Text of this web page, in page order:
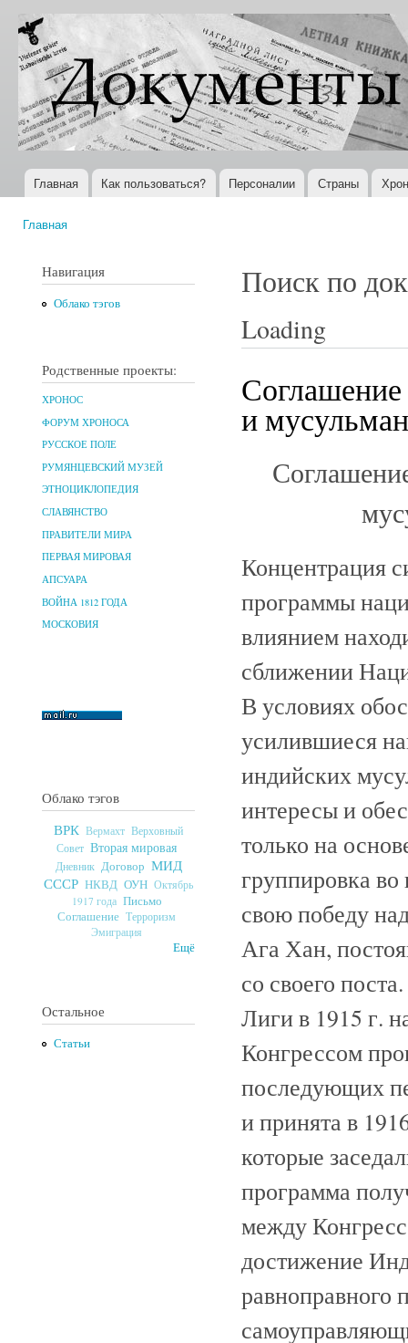
Документы
XX века
Всемирная
история в
Интернете
Главное меню
Главная Как пользоваться? Персоналии Страны
Главная
Навигация
Облако тэгов
Родственные проекты:
ХРОНОС
ФОРУМ ХРОНОСА
РУССКОЕ ПОЛЕ
РУМЯНЦЕВСКИЙ МУЗЕЙ
ЭТНОЦИКЛОПЕДИЯ
СЛАВЯНСТВО
ПРАВИТЕЛИ МИРА
ПЕРВАЯ МИРОВАЯ
АПСУАРА
ВОЙНА 1812 ГОДА
МОСКОВИЯ
Облако тэгов
ВРК Вермахт Верховный
Совет Вторая мировая
Дневник Договор МИД
СССР НКВД ОУН Октябрь
1917 года Письмо
Соглашение Терроризм
Эмиграция
Ещё
Остальное
Статьи
Поиск по
Loading
и
Концентрация
программы
влиянием
сближении
В условиях
усилившиеся
индийских
интересы и
только на
группировка
свою победу
Ага Хан,
со своего
Лиги в 1915 г.
Конгрессом
последующих
и принята в
которые
программа
между
достижение
равноправного